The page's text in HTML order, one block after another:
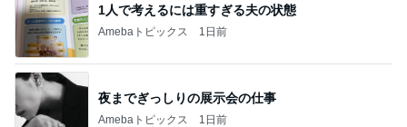
1人で考えるには重すぎる夫の状態
Amebaトピックス 1日前
夜までぎっしりの展示会の仕事
Amebaトピックス 1日前